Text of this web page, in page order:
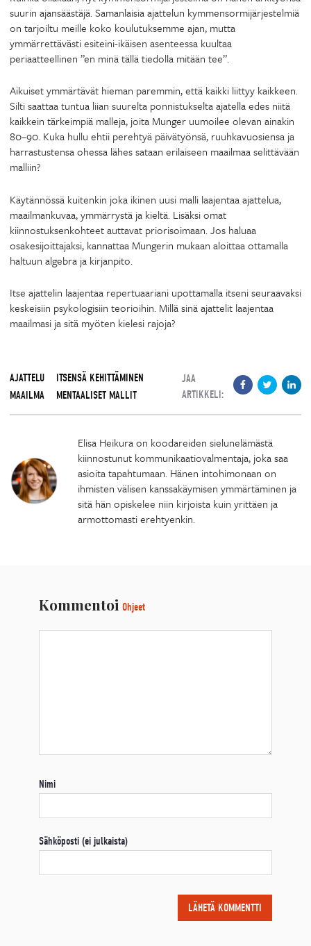
suurin ajansäästäjä. Samanlaisia ajattelun kymmensormijärjestelmiä
on tarjoiltu meille koko koulutuksemme ajan, mutta
ymmärrettävästi esiteini-ikäisen asenteessa kuultaa
periaatteellinen ”en minä tällä tiedolla mitään tee”.
Aikuiset ymmärtävät hieman paremmin, että kaikki liittyy kaikkeen.
Silti saattaa tuntua liian suurelta ponnistukselta ajatella edes niitä
kaikkein tärkeimpiä malleja, joita Munger uumoilee olevan ainakin
80–90. Kuka hullu ehtii perehtyä päivätyönsä, ruuhkavuosiensa ja
harrastustensa ohessa lähes sataan erilaiseen maailmaa selittävään
malliin?
Käytännössä kuitenkin joka ikinen uusi malli laajentaa ajattelua,
maailmankuvaa, ymmärrystä ja kieltä. Lisäksi omat
kiinnostuksenkohteet auttavat priorisoimaan. Jos haluaa
osakesijoittajaksi, kannattaa Mungerin mukaan aloittaa ottamalla
haltuun algebra ja kirjanpito.
Itse ajattelin laajentaa repertuaariani upottamalla itseni seuraavaksi
keskeisiin psykologisiin teorioihin. Millä sinä ajattelit laajentaa
maailmasi ja sitä myöten kielesi rajoja?
AJATTELU
ITSENSÄ KEHITTÄMINEN
MAAILMA
MENTAALISET MALLIT
JAA
ARTIKKELI:
Elisa Heikura on koodareiden sielunelämästä
kiinnostunut kommunikaatiovalmentaja, joka saa
asioita tapahtumaan. Hänen intohimonaan on
ihmisten välisen kanssakäymisen ymmärtäminen ja
sitä hän opiskelee niin kirjoista kuin yrittäen ja
armottomasti erehtyenkin.
Kommentoi Ohjeet
Nimi
Sähköposti (ei julkaista)